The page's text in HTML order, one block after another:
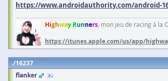
https://www.androidauthority.com/android-
Highway Runners , mon jeu de racing à
https://itunes.apple.com/us/app/
16237
flanker